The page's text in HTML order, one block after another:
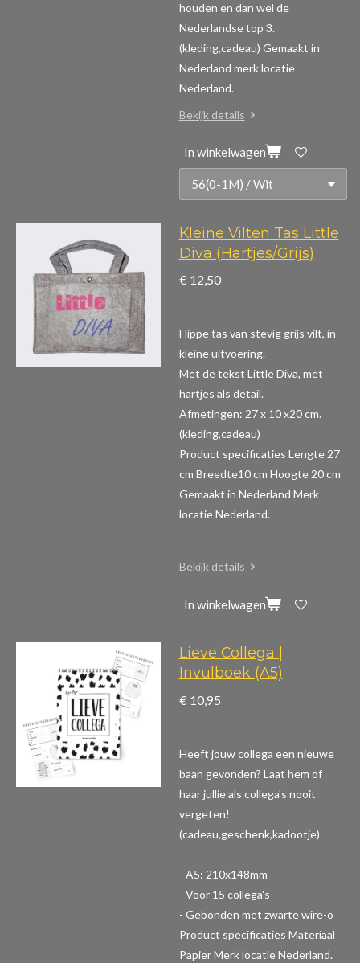
houden en dan wel de
Nederlandse top 3.
(kleding,cadeau) Gemaakt in
Nederland merk locatie
Nederland.
Bekijk details
In winkelwagen
Kleine Vilten Tas Little
Diva (Hartjes/Grijs)
€ 12,50
Hippe tas van stevig grijs vilt, in
kleine uitvoering.
Met de tekst Little Diva, met
hartjes als detail.
Afmetingen: 27 x 10 x20 cm.
(kleding,cadeau)
Product specificaties Lengte 27
cm Breedte10 cm Hoogte 20 cm
Gemaakt in Nederland Merk
locatie Nederland.
Bekijk details
In winkelwagen
Lieve Collega |
Invulboek (A5)
€ 10,95
Heeft jouw collega een nieuwe
baan gevonden? Laat hem of
haar jullie als collega's nooit
vergeten!
(cadeau,geschenk,kadootje)
- A5: 210x148mm
- Voor 15 collega's
- Gebonden met zwarte wire-o
Product specificaties Materiaal
Papier Merk locatie Nederland.